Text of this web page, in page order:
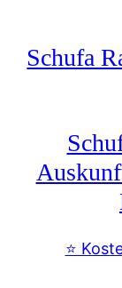
springen
Schufa
⭐️